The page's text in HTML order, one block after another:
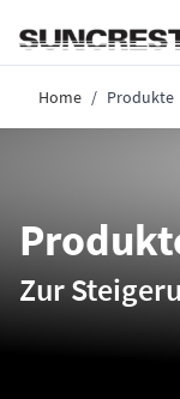
Home / Produkte
Zur